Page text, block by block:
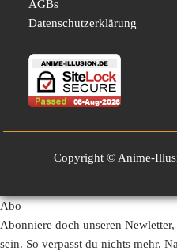
AGBs
Datenschutzerklärung
Copyright © Anime-
Abo
Abonniere doch unseren
sein. So verpasst du nichts mehr.